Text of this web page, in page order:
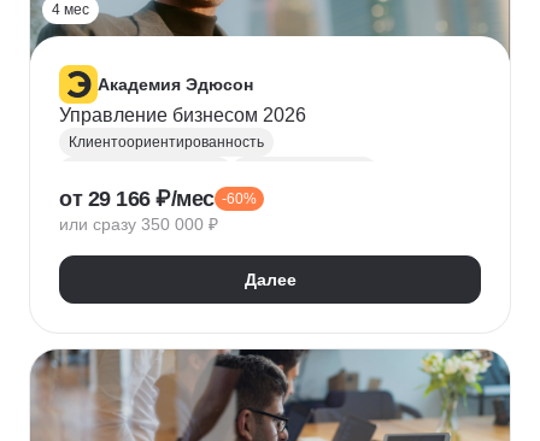
4 мес
Академия Эдюсон
Управление бизнесом 2026
Клиентоориентированность
Управление командами
Ведение переговоров
Руководитель
Топ менеджмент
Построение команды
Управление продажами
Финансовый менеджмент
СПИН-продажи
Продажи
УТП
Нейронные сети
от 29 166 ₽/мес -60%
или сразу 350 000 ₽
Далее